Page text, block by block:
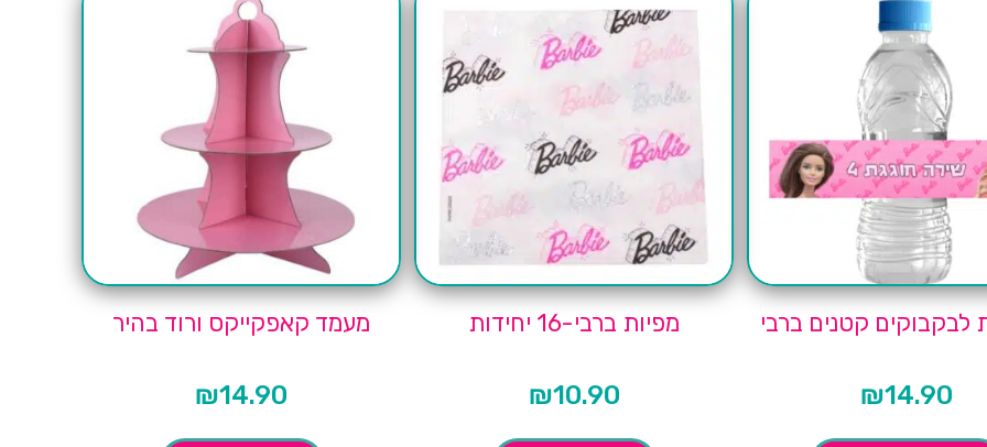
לבקבוקים קטנים ברבי
₪14.90
מפיות ברבי-16 יחידות
₪10.90
מעמד קאפקייקס ורוד בהיר
₪14.90